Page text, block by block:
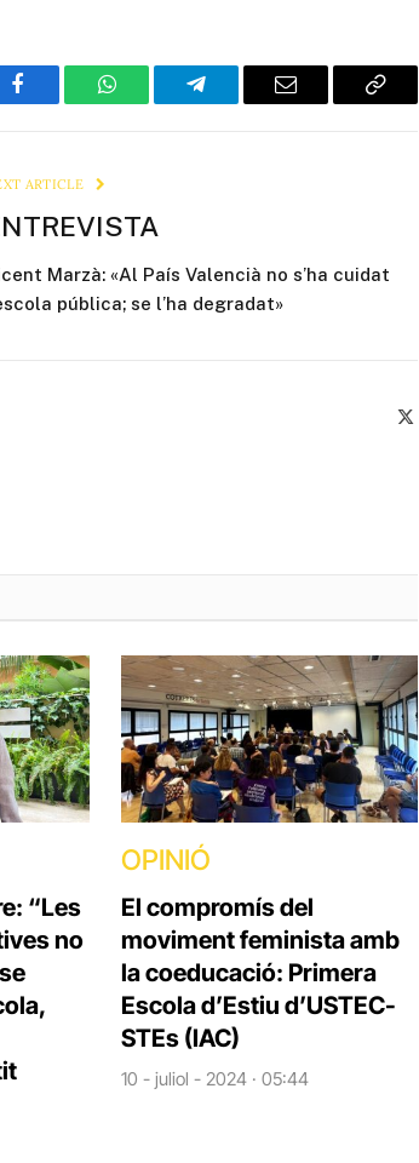
Facebook WhatsAppTelegram Email
Copy
ARTICLE
Marzà: «Al País Valencià no s’ha cuidat
pública; se l’ha degradat»
“Les
no
OPINIÓ
El compromís del
moviment feminista amb
la coeducació: Primera
Escola d’Estiu d’USTEC-
STEs (IAC)
10 - juliol - 2024 · 05:44